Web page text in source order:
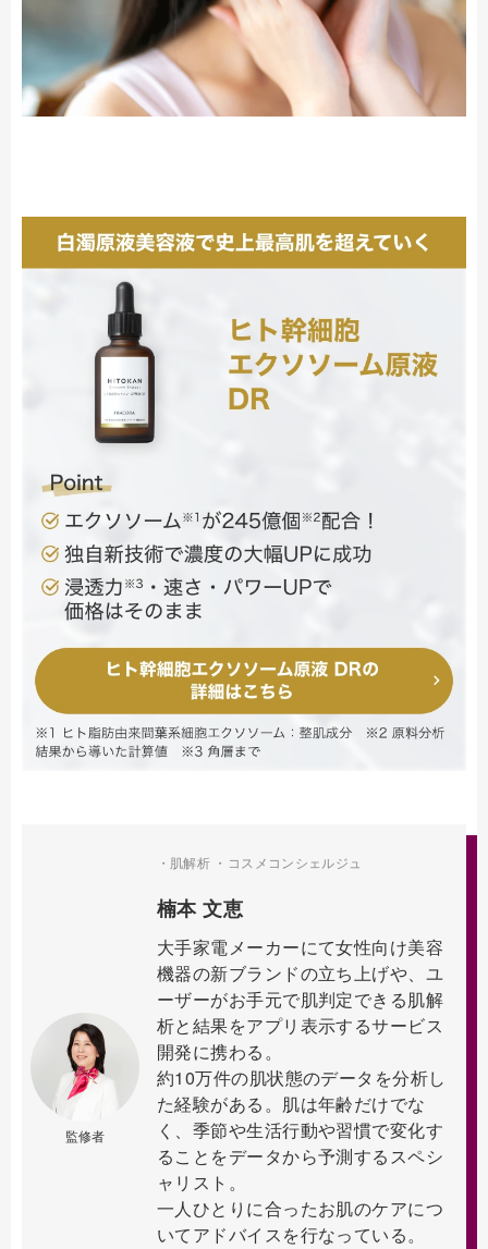
監修者
・肌解析 ・コスメコンシェルジュ
楠本 文恵
大手家電メーカーにて女性向け美容
機器の新ブランドの立ち上げや、ユ
ーザーがお手元で肌判定できる肌解
析と結果をアプリ表示するサービス
開発に携わる。
約10万件の肌状態のデータを分析し
た経験がある。肌は年齢だけでな
く、季節や生活行動や習慣で変化す
ることをデータから予測するスペシ
ャリスト。
一人ひとりに合ったお肌のケアにつ
いてアドバイスを行なっている。